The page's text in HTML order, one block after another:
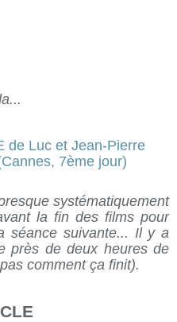
systématiquement
la fin des films pour
séance suivante... Il y a
près de deux heures de
comment ça finit).